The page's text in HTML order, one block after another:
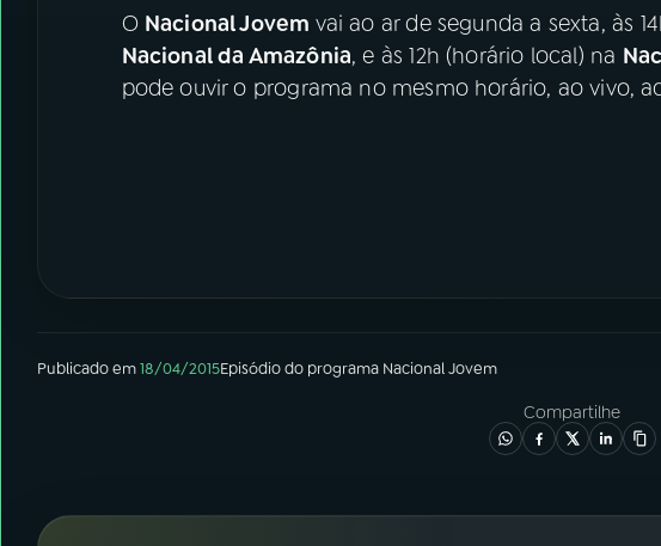
O Nacional Jovem vai ao ar de segunda a sexta, às
Nacional da Amazônia, e às 12h (horário local) na
pode ouvir o programa no mesmo horário, ao vivo,
Publicado em18/04/2015Episódiodo programa Nacional Jovem
Compartilhe